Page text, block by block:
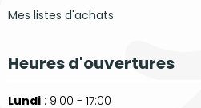
Mes listes d'achats
Heures d'ouvertures
Lundi : 9:00 - 17:00